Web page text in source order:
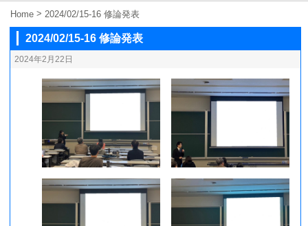
研究業績
研究内容
研究環境
メンバー
フォトアルバム
Home > 2024/02/15-16 修論発表
2024/02/15-16 修論発表
2024年2月22日